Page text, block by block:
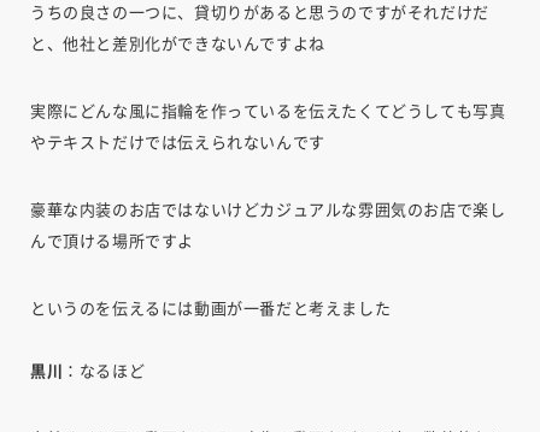
うちの良さの一つに、貸切りがあると思うのですがそれだけだ
と、他社と差別化ができないんですよね
実際にどんな風に指輪を作っているを伝えたくてどうしても写真
やテキストだけでは伝えられないんです
豪華な内装のお店ではないけどカジュアルな雰囲気のお店で楽し
んで頂ける場所ですよ
というのを伝えるには動画が一番だと考えました
黒川 ：なるほど